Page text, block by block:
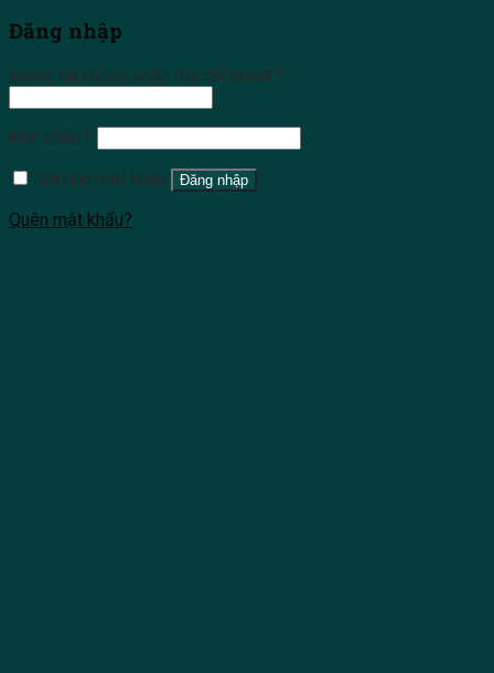
Đăng nhập
Name tài khoản hoặc địa chỉ email *
Mật khẩu *
Ghi nhớ mật khẩu
Đăng nhập
Quên mật khẩu?